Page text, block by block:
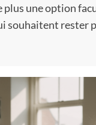
une option
souhaitent rester